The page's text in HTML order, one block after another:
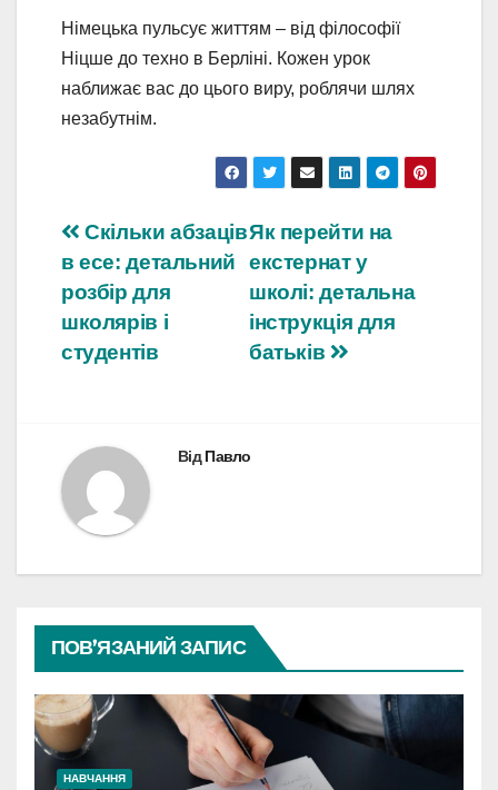
Німецька пульсує життям – від філософії
Ніцше до техно в Берліні. Кожен урок
наближає вас до цього виру, роблячи шлях
незабутнім.
Навігація
записів
Як перейти на
екстернат у
школі: детальна
інструкція для
батьків
Скільки абзаців
в есе: детальний
розбір для
школярів і
студентів
ВідПавло
ПОВ’ЯЗАНИЙ ЗАПИС
НАВЧАННЯ